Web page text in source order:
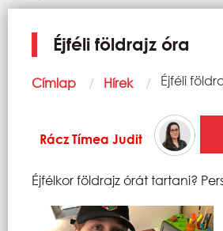
navigáció
Éjféli földrajz óra
Morzsa
Címlap Hírek Current:
Éjféli
Rácz Tímea Judit
Éjfélkor földrajz órát tartani?